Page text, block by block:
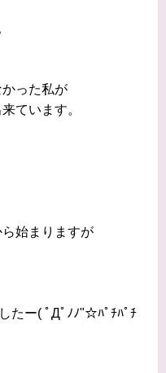
った私が
ています。
始まりますが
たー( ﾟДﾟﾉﾉ"☆ﾊﾟﾁﾊﾟﾁ